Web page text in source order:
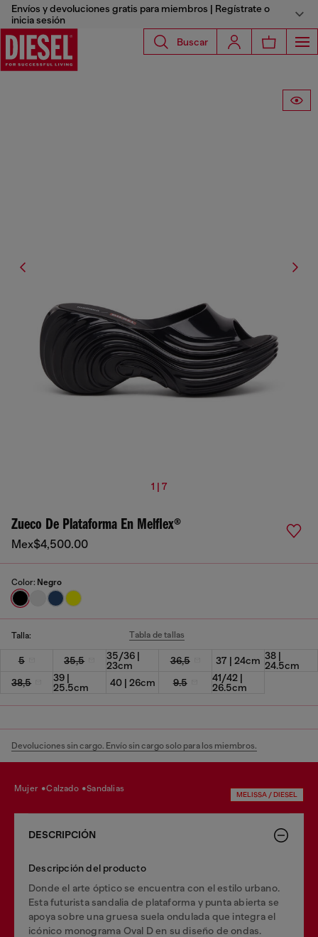
Envíos y devoluciones gratis para miembros | Regístrate o
inicia sesión
Buscar
1 | 7
Zueco De Plataforma En Melflex®
Mex$4,500.00
Color: Negro
Talla: Tabla de tallas
5 35,5
35/36 |
23cm
36,5 37 | 24cm 38 |
24.5cm
38,5
39 |
25.5cm
40 | 26cm 9.5
41/42 |
26.5cm
Devoluciones sin cargo. Envío sin cargo solo para los miembros.
mujer calzado sandalias
MELISSA / DIESEL
DESCRIPCIÓN
Descripción del producto
Donde el arte óptico se encuentra con el estilo urbano.
Esta futurista sandalia de plataforma y punta abierta se
apoya sobre una gruesa suela ondulada que integra el
icónico monograma Oval D en su diseño de ondas.